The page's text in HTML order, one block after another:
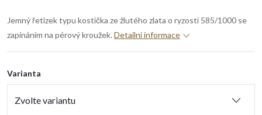
Jemný řetízek typu kostička ze žlutého zlata o ryzosti 585/1000 se
zapínáním na pérový kroužek. Detailní informace
Varianta